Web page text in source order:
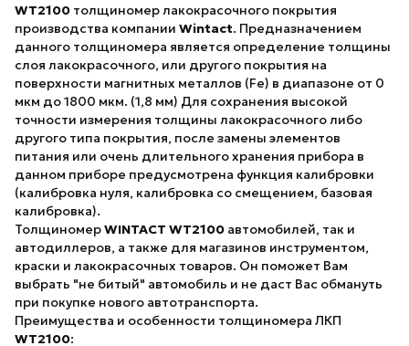
WT2100 толщиномер лакокрасочного покрытия
производства компании Wintact. Предназначением
данного толщиномера является определение толщины
слоя лакокрасочного, или другого покрытия на
поверхности магнитных металлов (Fe) в диапазоне от 0
мкм до 1800 мкм. (1,8 мм) Для сохранения высокой
точности измерения толщины лакокрасочного либо
другого типа покрытия, после замены элементов
питания или очень длительного хранения прибора в
данном приборе предусмотрена функция калибровки
(калибровка нуля, калибровка со смещением, базовая
калибровка).
ТолщиномерWINTACT WT2100 автомобилей, так и
автодиллеров, а также для магазинов инструментом,
краски и лакокрасочных товаров. Он поможет Вам
выбрать "не битый" автомобиль и не даст Вас обмануть
при покупке нового автотранспорта.
Преимущества и особенности толщиномера ЛКП
WT2100: